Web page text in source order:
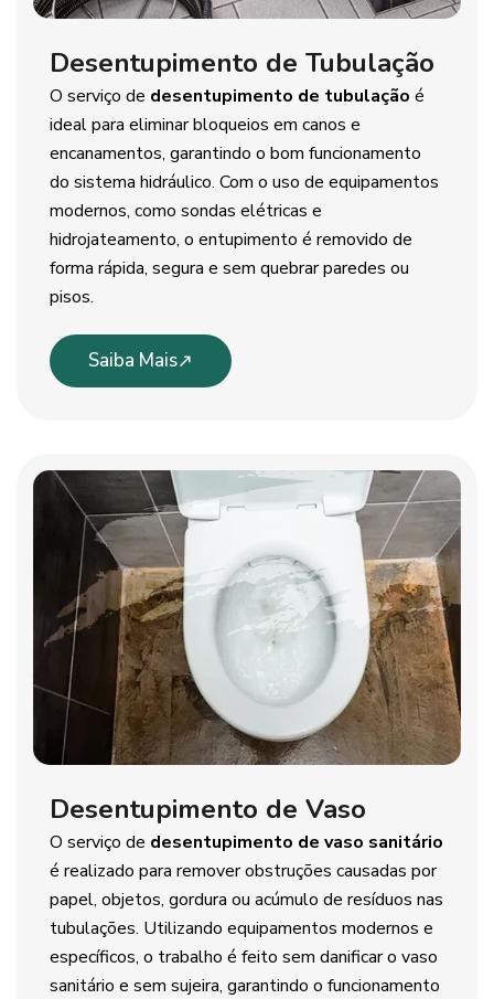
Desentupimento de Tubulação
O serviço de desentupimento de tubulação é
ideal para eliminar bloqueios em canos e
encanamentos, garantindo o bom funcionamento
do sistema hidráulico. Com o uso de equipamentos
modernos, como sondas elétricas e
hidrojateamento, o entupimento é removido de
forma rápida, segura e sem quebrar paredes ou
pisos.
Saiba Mais
Desentupimento de Vaso
O serviço de desentupimento de vaso sanitário
é realizado para remover obstruções causadas por
papel, objetos, gordura ou acúmulo de resíduos nas
tubulações. Utilizando equipamentos modernos e
específicos, o trabalho é feito sem danificar o vaso
sanitário e sem sujeira, garantindo o funcionamento